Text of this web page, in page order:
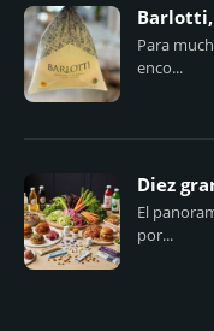
Para
enco...
Diez
El
por...